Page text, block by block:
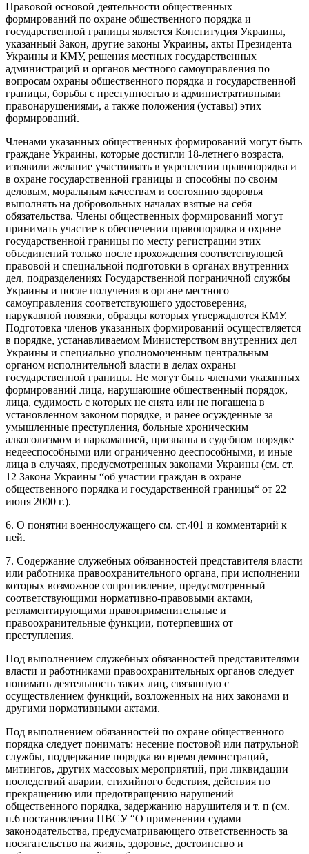
Правовой основой деятельности общественных
формирований по охране общественного порядка и
государственной границы является Конституция Украины,
указанный Закон, другие законы Украины, акты Президента
Украины и КМУ, решения местных государственных
администраций и органов местного самоуправления по
вопросам охраны общественного порядка и государственной
границы, борьбы с преступностью и административными
правонарушениями, а также положения (уставы) этих
формирований.
Членами указанных общественных формирований могут быть
граждане Украины, которые достигли 18-летнего возраста,
изъявили желание участвовать в укреплении правопорядка и
в охране государственной границы и способны по своим
деловым, моральным качествам и состоянию здоровья
выполнять на добровольных началах взятые на себя
обязательства. Члены общественных формирований могут
принимать участие в обеспечении правопорядка и охране
государственной границы по месту регистрации этих
объединений только после прохождения соответствующей
правовой и специальной подготовки в органах внутренних
дел, подразделениях Государственной пограничной службы
Украины и после получения в органе местного
самоуправления соответствующего удостоверения,
нарукавной повязки, образцы которых утверждаются КМУ.
Подготовка членов указанных формирований осуществляется
в порядке, устанавливаемом Министерством внутренних дел
Украины и специально уполномоченным центральным
органом исполнительной власти в делах охраны
государственной границы. Не могут быть членами указанных
формирований лица, нарушающие общественный порядок,
лица, судимость с которых не снята или не погашена в
установленном законом порядке, и ранее осужденные за
умышленные преступления, больные хроническим
алкоголизмом и наркоманией, признаны в судебном порядке
недееспособными или ограниченно дееспособными, и иные
лица в случаях, предусмотренных законами Украины (см. ст.
12 Закона Украины “об участии граждан в охране
общественного порядка и государственной границы“ от 22
июня 2000 г.).
6. О понятии военнослужащего см. ст.401 и комментарий к
ней.
7. Содержание служебных обязанностей представителя власти
или работника правоохранительного органа, при исполнении
которых возможное сопротивление, предусмотренный
соответствующими нормативно-правовыми актами,
регламентирующими правоприменительные и
правоохранительные функции, потерпевших от
преступления.
Под выполнением служебных обязанностей представителями
власти и работниками правоохранительных органов следует
понимать деятельность таких лиц, связанную с
осуществлением функций, возложенных на них законами и
другими нормативными актами.
Под выполнением обязанностей по охране общественного
порядка следует понимать: несение постовой или патрульной
службы, поддержание порядка во время демонстраций,
митингов, других массовых мероприятий, при ликвидации
последствий аварии, стихийного бедствия, действия по
прекращению или предотвращению нарушений
общественного порядка, задержанию нарушителя и т. п (см.
п.6 постановления ПВСУ “О применении судами
законодательства, предусматривающего ответственность за
посягательство на жизнь, здоровье, достоинство и